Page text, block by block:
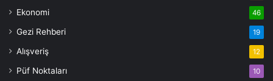
Ekonomi 46
Gezi Rehberi 19
Alışveriş 12
Püf Noktaları 10